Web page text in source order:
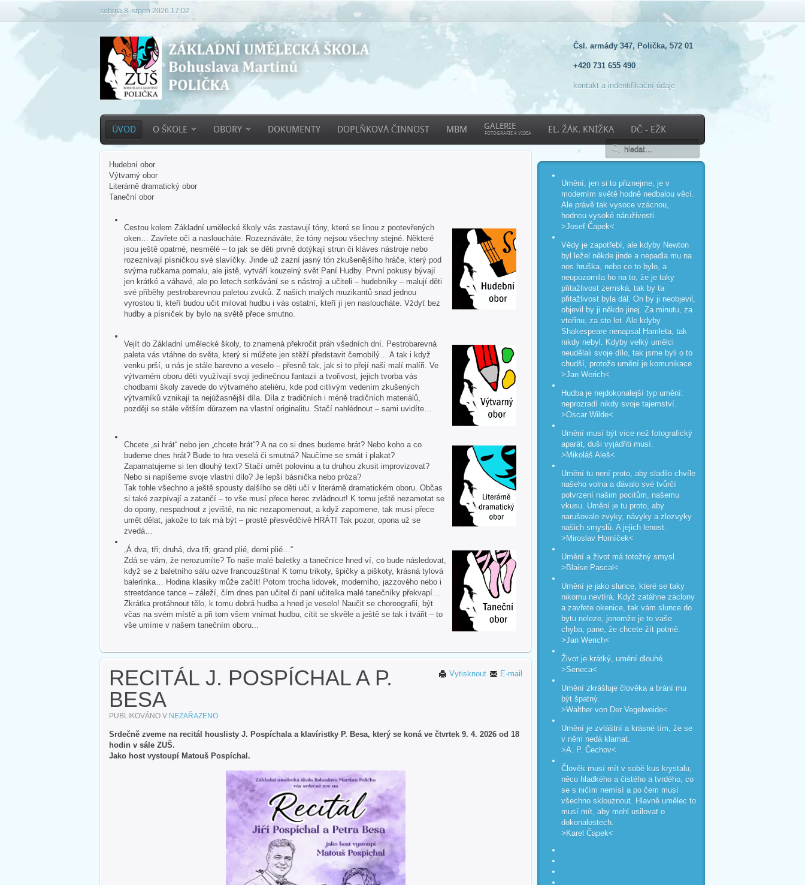
sobota 8. srpen 2026 17:02
Čsl. armády 347, Polička, 572 01
+420 731 655 490
kontakt a indentifikační údaje
ÚVOD O ŠKOLE OBORY DOKUMENTY DOPLŇKOVÁ ČINNOST MBM GALERIE
FOTOGRAFIE A VIDEA EL. ŽÁK. KNÍŽKA DČ - EŽK
Hudební obor
Výtvarný obor
Literárně dramatický obor
Taneční obor
Cestou kolem Základní umělecké školy vás zastavují tóny, které se linou z pootevřených
oken… Zavřete oči a nasloucháte. Rozeznáváte, že tóny nejsou všechny stejné. Některé
jsou ještě opatrné, nesmělé – to jak se děti prvně dotýkají strun či kláves nástroje nebo
rozeznívají písničkou své slavíčky. Jinde už zazní jasný tón zkušenějšího hráče, který pod
svýma ručkama pomalu, ale jistě, vytváří kouzelný svět Paní Hudby. První pokusy bývají
jen krátké a váhavé, ale po letech setkávání se s nástroji a učiteli – hudebníky – malují děti
své příběhy pestrobarevnou paletou zvuků. Z našich malých muzikantů snad jednou
vyrostou ti, kteří budou učit milovat hudbu i vás ostatní, kteří jí jen nasloucháte. Vždyť bez
hudby a písniček by bylo na světě přece smutno.
Vejít do Základní umělecké školy, to znamená překročit práh všedních dní. Pestrobarevná
paleta vás vtáhne do světa, který si můžete jen stěží představit černobílý… A tak i když
venku prší, u nás je stále barevno a veselo – přesně tak, jak si to přejí naši malí malíři. Ve
výtvarném oboru děti využívají svoji jedinečnou fantazii a tvořivost, jejich tvorba vás
chodbami školy zavede do výtvarného ateliéru, kde pod citlivým vedením zkušených
výtvarníků vznikají ta nejúžasnější díla. Díla z tradičních i méně tradičních materiálů,
později se stále větším důrazem na vlastní originalitu. Stačí nahlédnout – sami uvidíte…
Chcete „si hrát“ nebo jen „chcete hrát“? A na co si dnes budeme hrát? Nebo koho a co
budeme dnes hrát? Bude to hra veselá či smutná? Naučíme se smát i plakat?
Zapamatujeme si ten dlouhý text? Stačí umět polovinu a tu druhou zkusit improvizovat?
Nebo si napíšeme svoje vlastní dílo? Je lepší básnička nebo próza?
Tak tohle všechno a ještě spousty dalšího se děti učí v literárně dramatickém oboru. Občas
si také zazpívají a zatančí – to vše musí přece herec zvládnout! K tomu ještě nezamotat se
do opony, nespadnout z jeviště, na nic nezapomenout, a když zapomene, tak musí přece
umět dělat, jakože to tak má být – prostě přesvědčivě HRÁT! Tak pozor, opona už se
zvedá…
„Á dva, tři; druhá, dva tři; grand plié, demi plié…“
Zdá se vám, že nerozumíte? To naše malé baletky a tanečnice hned ví, co bude následovat,
když se z baletního sálu ozve francouzština! K tomu trikoty, špičky a piškoty, krásná tylová
balerínka… Hodina klasiky může začít! Potom trocha lidovek, moderního, jazzového nebo i
streetdance tance – záleží, čím dnes pan učitel či paní učitelka malé tanečníky překvapí…
Zkrátka protáhnout tělo, k tomu dobrá hudba a hned je veselo! Naučit se choreografii, být
včas na svém místě a při tom všem vnímat hudbu, cítit se skvěle a ještě se tak i tvářit – to
vše umíme v našem tanečním oboru...
E-mail
Vytisknout
RECITÁL J. POSPÍCHAL A P.
BESA
PUBLIKOVÁNO V NEZAŘAZENO
Srdečně zveme na recitál houslisty J. Pospíchala a klavíristky P. Besa, který se koná ve čtvrtek 9. 4. 2026 od 18
hodin v sále ZUŠ.
Jako host vystoupí Matouš Pospíchal.
Umění, jen si to přiznejme, je v
moderním světě hodně nedbalou věcí.
Ale právě tak vysoce vzácnou,
hodnou vysoké náruživosti.
>Josef Čapek<
Vědy je zapotřebí, ale kdyby Newton
byl ležel někde jinde a nepadla mu na
nos hruška, nebo co to bylo, a
neupozornila ho na to, že je taky
přitažlivost zemská, tak by ta
přitažlivost byla dál. On by ji neobjevil,
objevil by ji někdo jinej. Za minutu, za
vteřinu, za sto let. Ale kdyby
Shakespeare nenapsal Hamleta, tak
nikdy nebyl. Kdyby velký umělci
neudělali svoje dílo, tak jsme byli o to
chudší, protože umění je komunikace
>Jan Werich<
Hudba je nejdokonalejší typ umění:
neprozradí nikdy svoje tajemství.
>Oscar Wilde<
Umění musí být více než fotografický
aparát, duši vyjádřiti musí.
>Mikoláš Aleš<
Umění tu není proto, aby sladilo chvíle
našeho volna a dávalo své tvůrčí
potvrzení našim pocitům, našemu
vkusu. Umění je tu proto, aby
narušovalo zvyky, návyky a zlozvyky
našich smyslů. A jejich lenost.
>Miroslav Horníček<
Umění a život má totožný smysl.
>Blaise Pascal<
Umění je jako slunce, které se taky
nikomu nevtírá. Když zatáhne záclony
a zavřete okenice, tak vám slunce do
bytu neleze, jenomže je to vaše
chyba, pane, že chcete žít potmě.
>Jan Werich<
Život je krátký, umění dlouhé.
>Seneca<
Umění zkrášluje člověka a brání mu
být špatný.
>Walther von Der Vegelweide<
Umění je zvláštní a krásné tím, že se
v něm nedá klamat.
>A. P. Čechov<
Člověk musí mít v sobě kus krystalu,
něco hladkého a čistého a tvrdého, co
se s ničím nemísí a po čem musí
všechno sklouznout. Hlavně umělec to
musí mít, aby mohl usilovat o
dokonalostech.
>Karel Čapek<